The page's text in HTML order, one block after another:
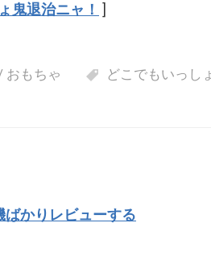
鬼退治ニャ！ ]
おもちゃ どこでもいっしょ
ばかりレビューする